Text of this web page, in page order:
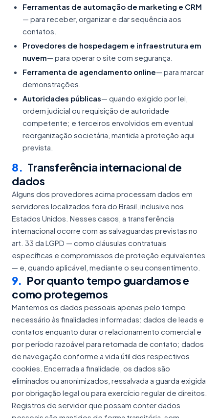
Ferramentas de automação de marketing e CRM
— para receber, organizar e dar sequência aos
contatos.
Provedores de hospedagem e infraestrutura em
nuvem— para operar o site com segurança.
Ferramenta de agendamento online— para marcar
demonstrações.
Autoridades públicas— quando exigido por lei,
ordem judicial ou requisição de autoridade
competente; e terceiros envolvidos em eventual
reorganização societária, mantida a proteção aqui
prevista.
8. Transferência internacional de
dados
Alguns dos provedores acima processam dados em
servidores localizados fora do Brasil, inclusive nos
Estados Unidos. Nesses casos, a transferência
internacional ocorre com as salvaguardas previstas no
art. 33 da LGPD — como cláusulas contratuais
específicas e compromissos de proteção equivalentes
— e, quando aplicável, mediante o seu consentimento.
9. Por quanto tempo guardamos e
como protegemos
Mantemos os dados pessoais apenas pelo tempo
necessário às finalidades informadas: dados de leads e
contatos enquanto durar o relacionamento comercial e
por período razoável para retomada de contato; dados
de navegação conforme a vida útil dos respectivos
cookies. Encerrada a finalidade, os dados são
eliminados ou anonimizados, ressalvada a guarda exigida
por obrigação legal ou para exercício regular de direitos.
Registros de servidor que possam conter dados